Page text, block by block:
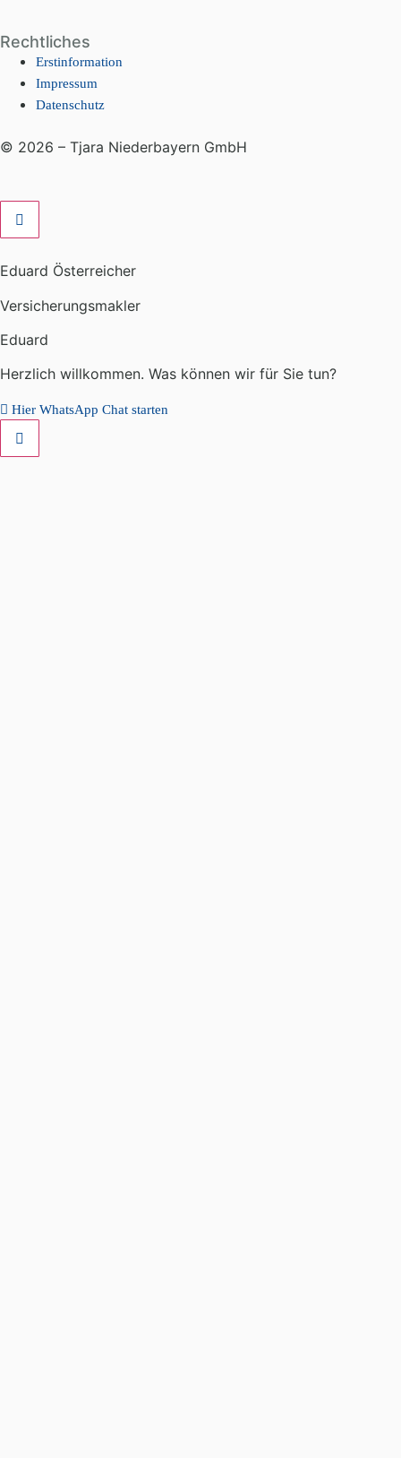
Rechtliches
Erstinformation
Impressum
Datenschutz
© 2026 – Tjara Niederbayern GmbH
Eduard Österreicher
Versicherungsmakler
Eduard
Herzlich willkommen. Was können wir für Sie tun?
Hier WhatsApp Chat starten